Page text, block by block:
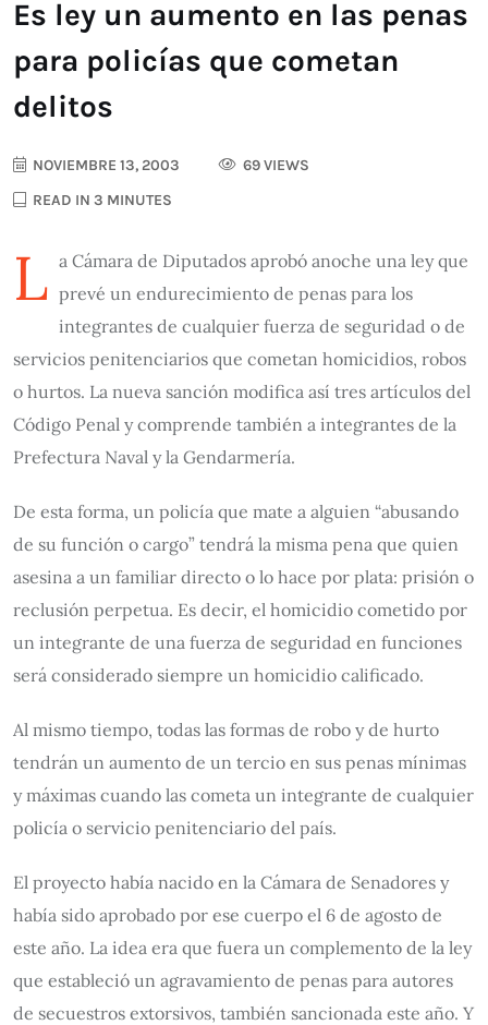
Es ley un aumento en las penas
para policías que cometan
delitos
NOVIEMBRE 13, 2003
69 VIEWS
READ IN 3 MINUTES
L a Cámara de Diputados aprobó anoche una ley que
prevé un endurecimiento de penas para los
integrantes de cualquier fuerza de seguridad o de
servicios penitenciarios que cometan homicidios, robos
o hurtos. La nueva sanción modifica así tres artículos del
Código Penal y comprende también a integrantes de la
Prefectura Naval y la Gendarmería.
De esta forma, un policía que mate a alguien “abusando
de su función o cargo” tendrá la misma pena que quien
asesina a un familiar directo o lo hace por plata: prisión o
reclusión perpetua. Es decir, el homicidio cometido por
un integrante de una fuerza de seguridad en funciones
será considerado siempre un homicidio calificado.
Al mismo tiempo, todas las formas de robo y de hurto
tendrán un aumento de un tercio en sus penas mínimas
y máximas cuando las cometa un integrante de cualquier
policía o servicio penitenciario del país.
El proyecto había nacido en la Cámara de Senadores y
había sido aprobado por ese cuerpo el 6 de agosto de
este año. La idea era que fuera un complemento de la ley
que estableció un agravamiento de penas para autores
de secuestros extorsivos, también sancionada este año. Y